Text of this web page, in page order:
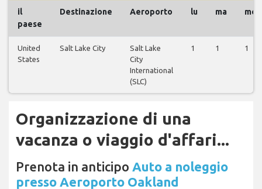
il
paese
Destinazione Aeroporto lu ma me
United
States
Salt Lake City
Salt Lake
City
International
(SLC)
1 1 1
Organizzazione di una
vacanza o viaggio d'affari...
Prenota in anticipo Auto a noleggio
presso Aeroporto Oakland